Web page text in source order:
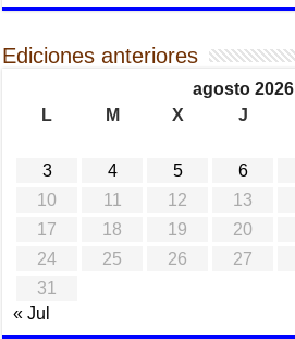
Ediciones anteriores
agosto 2026
L
M X J
3
4 5 6
10
11 12 13
17
18 19 20
24
25 26 27
31
« Jul